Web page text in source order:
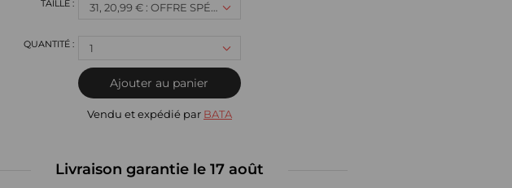
31, 20,99 € : OFFRE SPÉCIALE (Disponible)
1
Ajouter au panier
Vendu et expédié par BATA
Livraison garantie le 17 août